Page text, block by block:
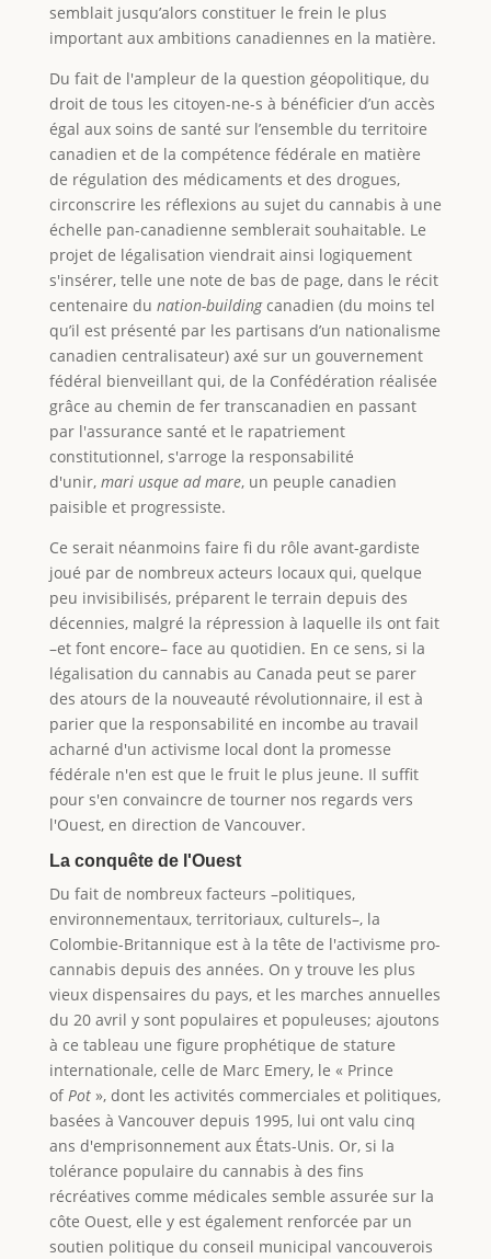
semblait jusqu’alors constituer le frein le plus
important aux ambitions canadiennes en la matière.
Du fait de l'ampleur de la question géopolitique, du
droit de tous les citoyen-ne-s à bénéficier d’un accès
égal aux soins de santé sur l’ensemble du territoire
canadien et de la compétence fédérale en matière
de régulation des médicaments et des drogues,
circonscrire les réflexions au sujet du cannabis à une
échelle pan-canadienne semblerait souhaitable. Le
projet de légalisation viendrait ainsi logiquement
s'insérer, telle une note de bas de page, dans le récit
centenaire du nation-buildingcanadien (du moins tel
qu’il est présenté par les partisans d’un nationalisme
canadien centralisateur) axé sur un gouvernement
fédéral bienveillant qui, de la Confédération réalisée
grâce au chemin de fer transcanadien en passant
par l'assurance santé et le rapatriement
constitutionnel, s'arroge la responsabilité
d'unir, mari usque ad mare, un peuple canadien
paisible et progressiste.
Ce serait néanmoins faire fi du rôle avant-gardiste
joué par de nombreux acteurs locaux qui, quelque
peu invisibilisés, préparent le terrain depuis des
décennies, malgré la répression à laquelle ils ont fait
–et font encore– face au quotidien. En ce sens, si la
légalisation du cannabis au Canada peut se parer
des atours de la nouveauté révolutionnaire, il est à
parier que la responsabilité en incombe au travail
acharné d'un activisme local dont la promesse
fédérale n'en est que le fruit le plus jeune. Il suffit
pour s'en convaincre de tourner nos regards vers
l'Ouest, en direction de Vancouver.
La conquête de l'Ouest
Du fait de nombreux facteurs –politiques,
environnementaux, territoriaux, culturels–, la
Colombie-Britannique est à la tête de l'activisme pro-
cannabis depuis des années. On y trouve les plus
vieux dispensaires du pays, et les marches annuelles
du 20 avril y sont populaires et populeuses; ajoutons
à ce tableau une figure prophétique de stature
internationale, celle de Marc Emery, le « Prince
ofPot», dont les activités commerciales et politiques,
basées à Vancouver depuis 1995, lui ont valu cinq
ans d'emprisonnement aux États-Unis. Or, si la
tolérance populaire du cannabis à des fins
récréatives comme médicales semble assurée sur la
côte Ouest, elle y est également renforcée par un
soutien politique du conseil municipal vancouverois